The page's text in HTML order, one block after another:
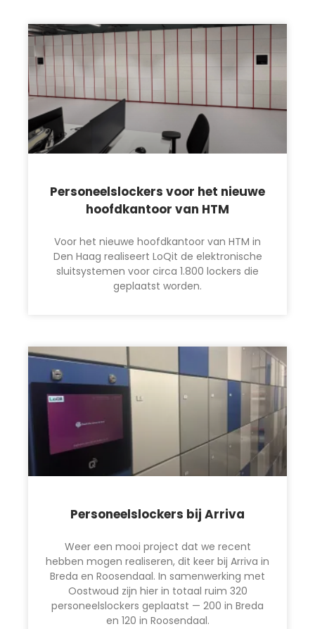
Personeelslockers voor het nieuwe
hoofdkantoor van HTM
Voor het nieuwe hoofdkantoor van HTM in
Den Haag realiseert LoQit de elektronische
sluitsystemen voor circa 1.800 lockers die
geplaatst worden.
Personeelslockers bij Arriva
Weer een mooi project dat we recent
hebben mogen realiseren, dit keer bij Arriva in
Breda en Roosendaal. In samenwerking met
Oostwoud zijn hier in totaal ruim 320
personeelslockers geplaatst — 200 in Breda
en 120 in Roosendaal.